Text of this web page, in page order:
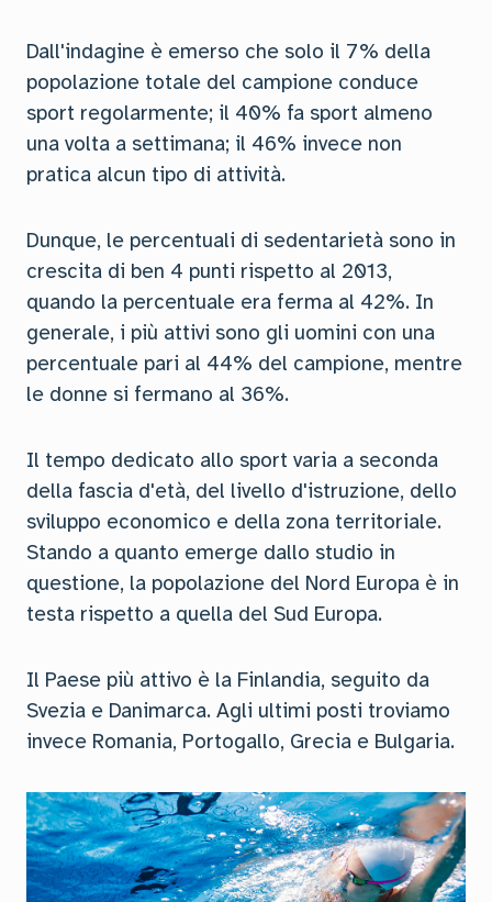
Dall'indagine è emerso che solo il 7% della
popolazione totale del campione conduce
sport regolarmente; il 40% fa sport almeno
una volta a settimana; il 46% invece non
pratica alcun tipo di attività.
Dunque, le percentuali di sedentarietà sono in
crescita di ben 4 punti rispetto al 2013,
quando la percentuale era ferma al 42%. In
generale, i più attivi sono gli uomini con una
percentuale pari al 44% del campione, mentre
le donne si fermano al 36%.
Il tempo dedicato allo sport varia a seconda
della fascia d'età, del livello d'istruzione, dello
sviluppo economico e della zona territoriale.
Stando a quanto emerge dallo studio in
questione, la popolazione del Nord Europa è in
testa rispetto a quella del Sud Europa.
Il Paese più attivo è la Finlandia, seguito da
Svezia e Danimarca. Agli ultimi posti troviamo
invece Romania, Portogallo, Grecia e Bulgaria.